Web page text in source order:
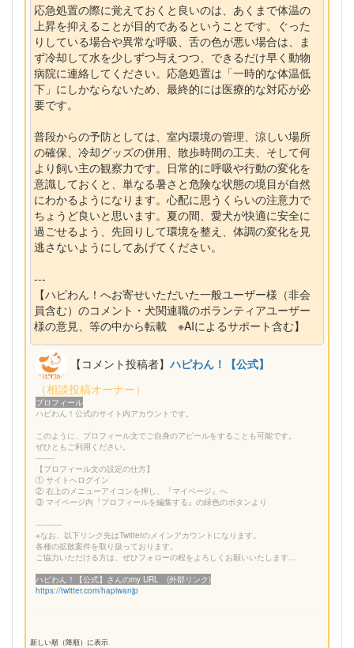
応急処置の際に覚えておくと良いのは、あくまで体温の
上昇を抑えることが目的であるということです。ぐった
りしている場合や異常な呼吸、舌の色が悪い場合は、ま
ず冷却して水を少しずつ与えつつ、できるだけ早く動物
病院に連絡してください。応急処置は「一時的な体温低
下」にしかならないため、最終的には医療的な対応が必
要です。
普段からの予防としては、室内環境の管理、涼しい場所
の確保、冷却グッズの併用、散歩時間の工夫、そして何
より飼い主の観察力です。日常的に呼吸や行動の変化を
意識しておくと、単なる暑さと危険な状態の境目が自然
にわかるようになります。心配に思うくらいの注意力で
ちょうど良いと思います。夏の間、愛犬が快適に安全に
過ごせるよう、先回りして環境を整え、体調の変化を見
逃さないようにしてあげてください。
---
【ハピわん！へお寄せいただいた一般ユーザー様（非会
員含む）のコメント・犬関連職のボランティアユーザー
様の意見、等の中から転載 ※AIによるサポート含む】
【コメント投稿者】ハピわん！【公式】
（相談投稿オーナー）
プロフィール
ハピわん！公式のサイト内アカウントです。
このように、プロフィール文でご自身のアピールをすることも可能です。
ぜひともご利用ください。
--------
【プロフィール文の設定の仕方】
① サイトへログイン
② 右上のメニューアイコンを押し、『マイページ』へ
③ マイページ内『プロフィールを編集する』の緑色のボタンより
-----------
※なお、以下リンク先はTwitterのメインアカウントになります。
各種の拡散案件を取り扱っております。
ご協力いただける方は、ぜひフォローの程をよろしくお願いいたします...
ハピわん！【公式】さんのmy URL (外部リンク)
https://twitter.com/hapiwanjp
新しい順（降順）に表示